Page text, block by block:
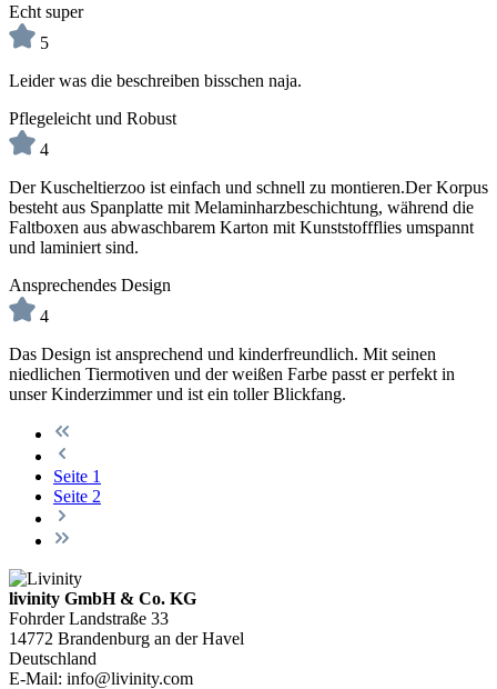
Echt super
5
Leider was die beschreiben bisschen naja.
Pflegeleicht und Robust
4
Der Kuscheltierzoo ist einfach und schnell zu montieren.Der Korpus
besteht aus Spanplatte mit Melaminharzbeschichtung, während die
Faltboxen aus abwaschbarem Karton mit Kunststoffflies umspannt
und laminiert sind.
Ansprechendes Design
4
Das Design ist ansprechend und kinderfreundlich. Mit seinen
niedlichen Tiermotiven und der weißen Farbe passt er perfekt in
unser Kinderzimmer und ist ein toller Blickfang.
Seite 1
Seite 2
livinity GmbH & Co. KG
Fohrder Landstraße 33
14772 Brandenburg an der Havel
Deutschland
E-Mail: info@livinity.com